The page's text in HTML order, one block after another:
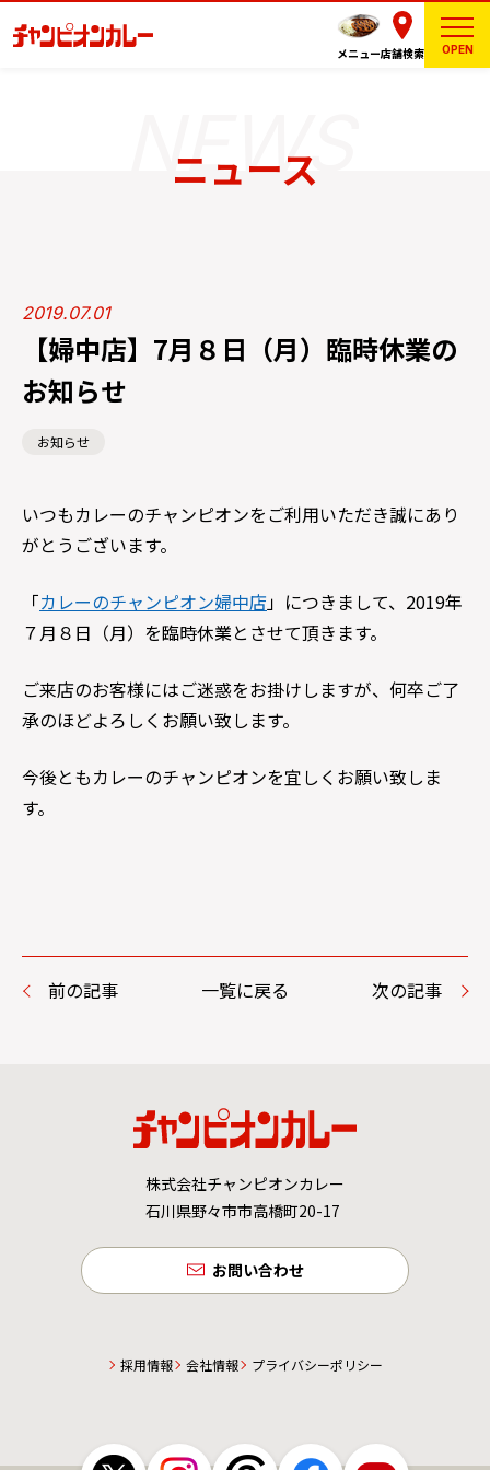
メニュー店舗検索 OPEN
ニュース
2019.07.01
【婦中店】7月８日（月）臨時休業の
お知らせ
お知らせ
いつもカレーのチャンピオンをご利用いただき誠にあり
がとうございます。
「カレーのチャンピオン婦中店」につきまして、2019年
７月８日（月）を臨時休業とさせて頂きます。
ご来店のお客様にはご迷惑をお掛けしますが、何卒ご了
承のほどよろしくお願い致します。
今後ともカレーのチャンピオンを宜しくお願い致しま
す。
前の記事 一覧に戻る 次の記事
株式会社チャンピオンカレー
石川県野々市市高橋町20-17
お問い合わせ
採用情報 会社情報 プライバシーポリシー